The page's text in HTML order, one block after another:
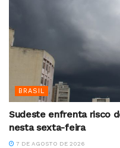
BRASIL
Sudeste enfrenta risco
nesta sexta-feira
7 DE AGOSTO DE 2026